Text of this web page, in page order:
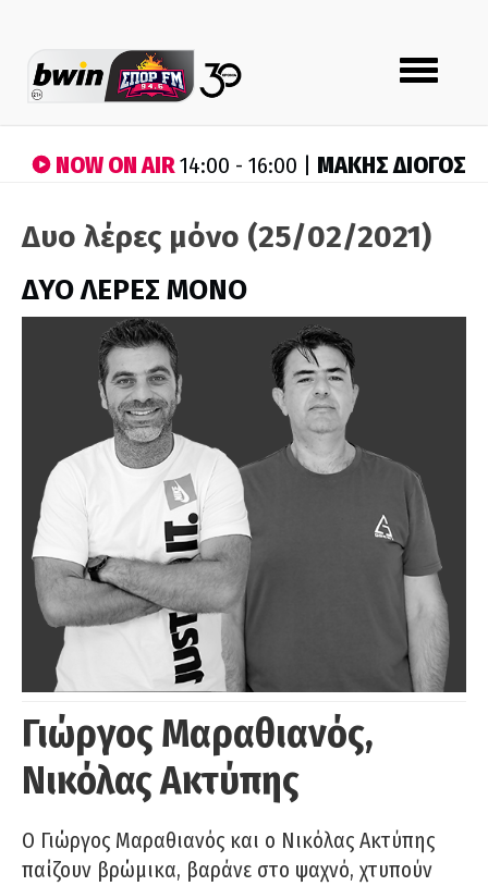
Toggle
navigation
NOW ON AIR14:00 - 16:00 | ΜΑΚΗΣ ΔΙΟΓΟΣ
Δυο λέρες μόνο (25/02/2021)
ΔΥΟ ΛΕΡΕΣ ΜΟΝΟ
Γιώργος Μαραθιανός,
Νικόλας Ακτύπης
Ο Γιώργος Μαραθιανός και ο Νικόλας Ακτύπης
παίζουν βρώμικα, βαράνε στο ψαχνό, χτυπούν